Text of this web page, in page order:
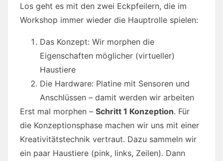
Los geht es mit den zwei Eckpfeilern, die im
Workshop immer wieder die Hauptrolle spielen:
Das Konzept: Wir morphen die
Eigenschaften möglicher (virtueller)
Haustiere
Die Hardware: Platine mit Sensoren und
Anschlüssen – damit werden wir arbeiten
Erst mal morphen – Schritt 1 Konzeption. Für
die Konzeptionsphase machen wir uns mit einer
Kreativitätstechnik vertraut. Dazu sammeln wir
ein paar Haustiere (pink, links, Zeilen). Dann